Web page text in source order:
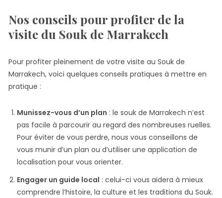
Nos conseils pour profiter de la
visite du Souk de Marrakech
Pour profiter pleinement de votre visite au Souk de
Marrakech, voici quelques conseils pratiques à mettre en
pratique :
Munissez-vous d’un plan : le souk de Marrakech n’est
pas facile à parcourir au regard des nombreuses ruelles.
Pour éviter de vous perdre, nous vous conseillons de
vous munir d’un plan ou d’utiliser une application de
localisation pour vous orienter.
Engager un guide local : celui-ci vous aidera à mieux
comprendre l’histoire, la culture et les traditions du Souk.